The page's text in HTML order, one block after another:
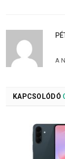
A
KAPCSOLÓDÓ